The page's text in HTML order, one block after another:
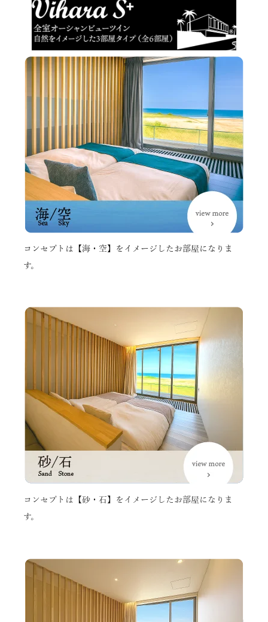
コンセプトは【海・空】をイメージしたお部屋になりま
す。
コンセプトは【砂・石】をイメージしたお部屋になりま
す。